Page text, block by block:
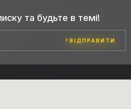
та будьте в темі!
ВІДПРАВИТИ